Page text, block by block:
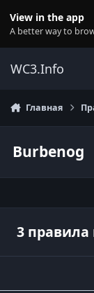
View in the app
A better way to
WC3.Info
Главная
Burbenog
3 правила